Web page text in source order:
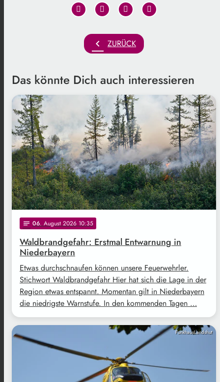
chevron_left ZURÜCK
Das könnte Dich auch interessieren
Freepik
notes 06. August 2026 10:35
Waldbrandgefahr: Erstmal Entwarnung in
Niederbayern
Etwas durchschnaufen können unsere Feuerwehrler.
Stichwort Waldbrandgefahr Hier hat sich die Lage in der
Region etwas entspannt. Momentan gilt in Niederbayern
die niedrigste Warnstufe. In den kommenden Tagen …
FunkhausLandshut